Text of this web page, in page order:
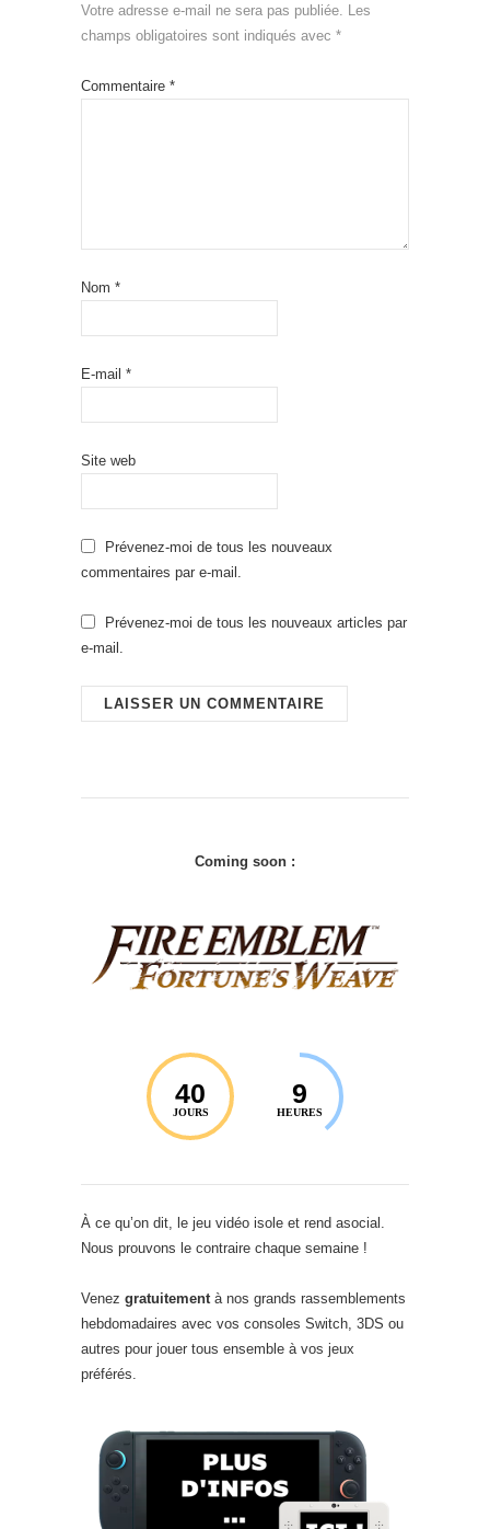
Votre adresse e-mail ne sera pas publiée. Les
champs obligatoires sont indiqués avec *
Commentaire *
Nom *
E-mail *
Site web
Prévenez-moi de tous les nouveaux
commentaires par e-mail.
Prévenez-moi de tous les nouveaux articles par
e-mail.
Coming soon :
40
JOURS
9
HEURES
À ce qu’on dit, le jeu vidéo isole et rend asocial.
Nous prouvons le contraire chaque semaine !
Venez gratuitement à nos grands rassemblements
hebdomadaires avec vos consoles Switch, 3DS ou
autres pour jouer tous ensemble à vos jeux
préférés.